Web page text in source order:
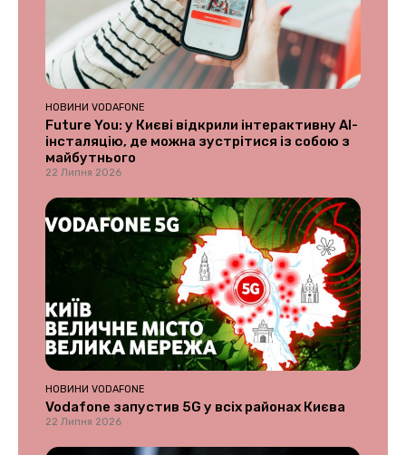
НОВИНИ VODAFONE
Future You: у Києві відкрили інтерактивну AI-
інсталяцію, де можна зустрітися із собою з
майбутнього
22 Липня 2026
НОВИНИ VODAFONE
Vodafone запустив 5G у всіх районах Києва
22 Липня 2026